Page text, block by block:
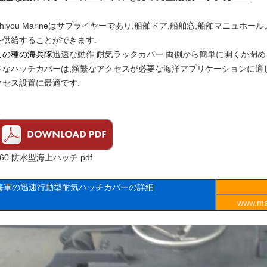
Marineはサプライヤーであり,船舶ドア,船舶窓,船舶マニュホー
供給することができます.
の種の海兵隊迅速な動作 耐気ラックカバー 両側から簡単に開くか閉
なハッチカバーは,頻繁なアクセスが必要な海洋アプリケーションに
セス設置に最適です.
防水型海上ハッチ.pdf
軍の迅速行動型耐気ハッチカバーの詳細